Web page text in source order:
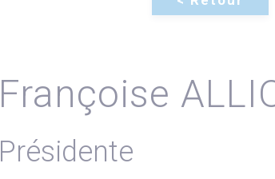
Françoise
Présidente